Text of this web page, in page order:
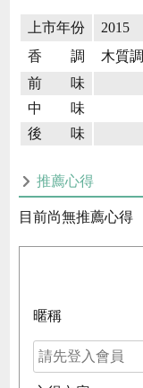
上市年份
2015
香 調
木質調
前 味
中 味
後 味
推薦心得
目前尚無推薦心得
暱稱